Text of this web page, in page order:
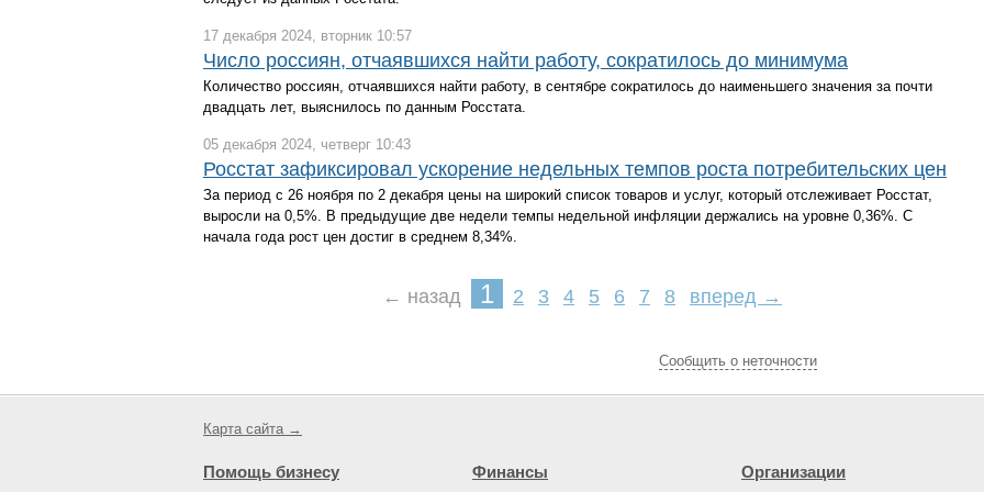
17 декабря 2024, вторник 10:57
Число россиян, отчаявшихся найти работу, сократилось до минимума
Количество россиян, отчаявшихся найти работу, в сентябре сократилось до наименьшего значения за почти
двадцать лет, выяснилось по данным Росстата.
05 декабря 2024, четверг 10:43
Росстат зафиксировал ускорение недельных темпов роста потребительских цен
За период с 26 ноября по 2 декабря цены на широкий список товаров и услуг, который отслеживает Росстат,
выросли на 0,5%. В предыдущие две недели темпы недельной инфляции держались на уровне 0,36%. С
начала года рост цен достиг в среднем 8,34%.
← назад 1 2 3 4 5 6 7 8 вперед →
Cообщить о неточности
Карта сайта →
Помощь бизнесу Финансы Организации